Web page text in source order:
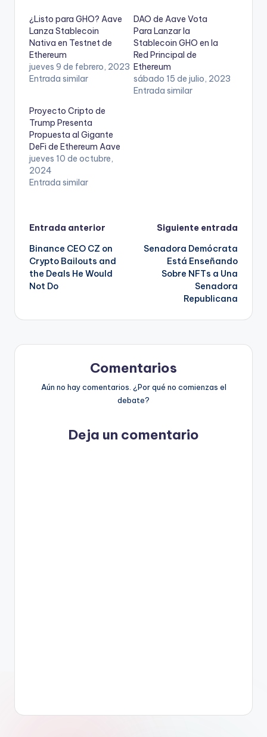
¿Listo para GHO? Aave
Lanza Stablecoin
Nativa en Testnet de
Ethereum
jueves 9 de febrero, 2023
Entrada similar
DAO de Aave Vota
Para Lanzar la
Stablecoin GHO en la
Red Principal de
Ethereum
sábado 15 de julio, 2023
Entrada similar
Proyecto Cripto de
Trump Presenta
Propuesta al Gigante
DeFi de Ethereum Aave
jueves 10 de octubre,
2024
Entrada similar
Navegación
de
entradas
Entrada anterior
Binance CEO CZ on
Crypto Bailouts and
the Deals He Would
Not Do
Siguiente entrada
Senadora Demócrata
Está Enseñando
Sobre NFTs a Una
Senadora
Republicana
Comentarios
Aún no hay comentarios. ¿Por qué no comienzas el
debate?
Deja un comentario